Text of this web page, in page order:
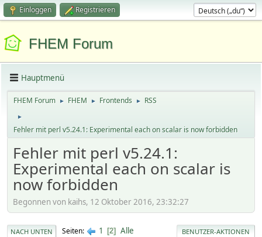
Einloggen Registrieren
FHEM Forum
Hauptmenü
FHEM Forum ► FHEM ► Frontends ► RSS
►
Fehler mit perl v5.24.1: Experimental each on scalar is now forbidden
Fehler mit perl v5.24.1:
Experimental each on scalar is
now forbidden
Begonnen von kaihs, 12 Oktober 2016, 23:32:27
NACH UNTEN Seiten 1 2 Alle BENUTZER-AKTIONEN